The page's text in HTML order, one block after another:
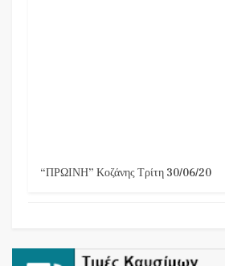
“ΠΡΩΙΝΗ” Κοζάνης Τρίτη 30/06/20